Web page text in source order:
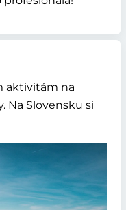
aktivitám na
Na Slovensku si